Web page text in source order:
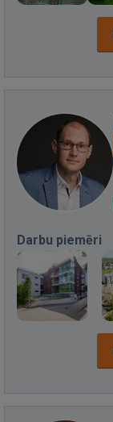
Darbu piemēri